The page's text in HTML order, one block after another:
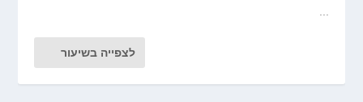
...
לצפייה בשיעור